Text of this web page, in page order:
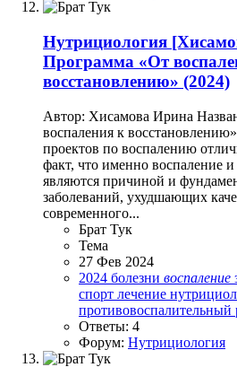
Нутрициология
Программа «От
восстановлению» (2024)
Автор: Хисамова Ирина
воспаления к
проектов по воспалению
факт, что именно воспаление
являются причиной и
заболеваний, ухудшающих
современного...
Брат Тук
Тема
27 Фев 2024
2024 болезни воспаление
спорт лечение
противовоспалительный
Ответы: 4
Форум: Нутрициология